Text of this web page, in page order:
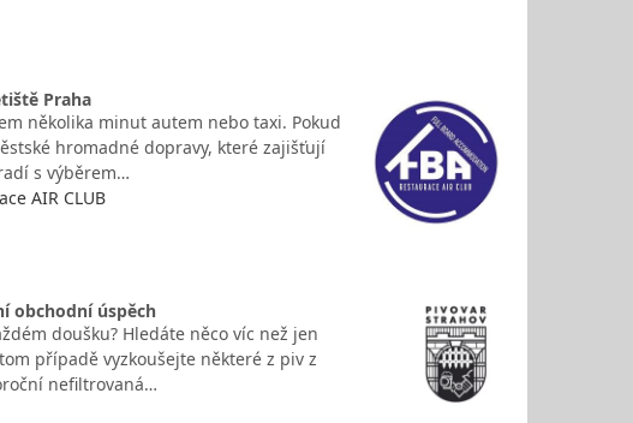
Praha
několika minut autem nebo taxi. Pokud
hromadné dopravy, které zajišťují
s výběrem…
AIR CLUB
obchodní úspěch
doušku? Hledáte něco víc než jen
případě vyzkoušejte některé z piv z
nefiltrovaná…